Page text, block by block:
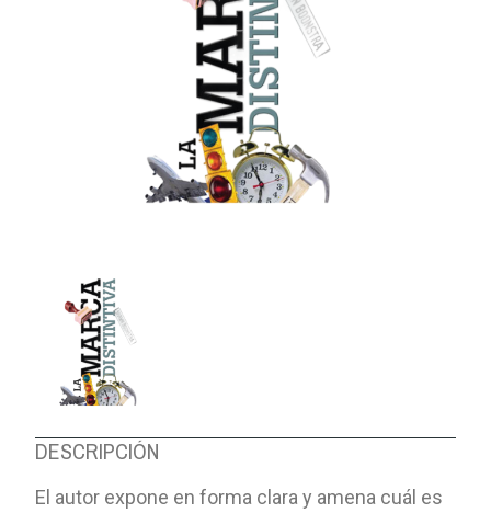
DESCRIPCIÓN
El autor expone en forma clara y amena cuál es